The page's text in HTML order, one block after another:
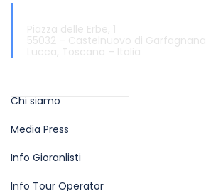
Piazza delle Erbe, 1
55032 – Castelnuovo di Garfagnana
Lucca, Toscana – Italia
Chi siamo
Media Press
Info Gioranlisti
Info Tour Operator